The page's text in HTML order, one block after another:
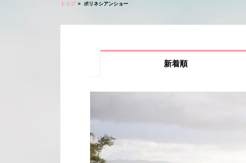
トップ ポリネシアンショー
新着順